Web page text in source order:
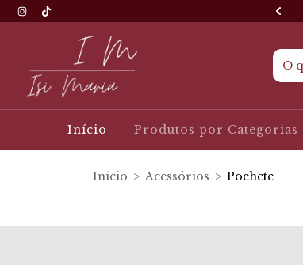
em Cláudio ou Itaguara MG
Início Produtos por Categorias
Início > Acessórios > Pochete